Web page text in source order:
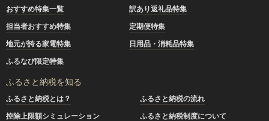
おすすめ特集一覧
訳あり返礼品特集
担当者おすすめ特集
定期便特集
地元が誇る家電特集
日用品・消耗品特集
ふるなび限定特集
ふるさと納税を知る
ふるさと納税とは？
ふるさと納税の流れ
控除上限額シミュレーション
ふるさと納税制度について